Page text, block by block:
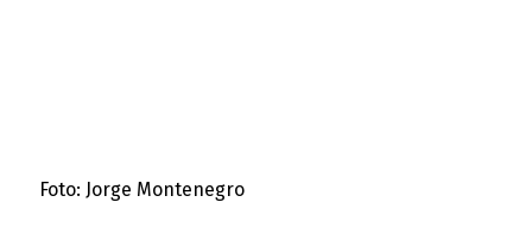
Foto: Jorge Montenegro